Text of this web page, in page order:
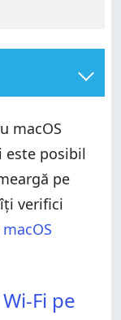
macOS
este posibil
pe
verifici
Fi pe